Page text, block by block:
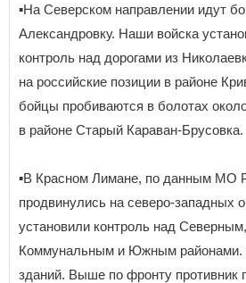
▪️На Северском направлении идут
Александровку. Наши войска
контроль над дорогами из
на российские позиции в районе
бойцы пробиваются в болотах
в районе Старый Караван-Брусовка.
▪️В Красном Лимане, по данным МО
продвинулись на северо-западных
установили контроль над
Коммунальным и Южным районами.
зданий. Выше по фронту противник